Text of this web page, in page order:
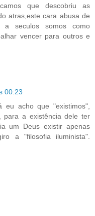
que descobriu as
atras,este cara abusa de
a seculos somos como
vencer para outros e
00:23
eu acho que "existimos",
para a existência dele ter
um Deus existir apenas
a "filosofia iluminista".